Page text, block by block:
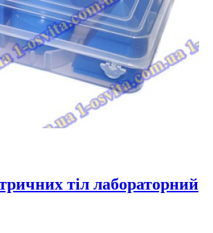
тіл лабораторний